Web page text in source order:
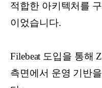
적합한 아키텍처를
이었습니다.
Filebeat 도입을 통해
측면에서 운영 기반